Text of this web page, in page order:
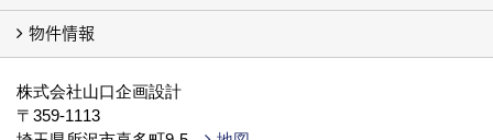
イベント予告
イベント報告
物件情報
株式会社山口企画設計
〒359-1113